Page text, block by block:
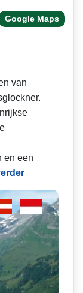
Google Maps
van
en een